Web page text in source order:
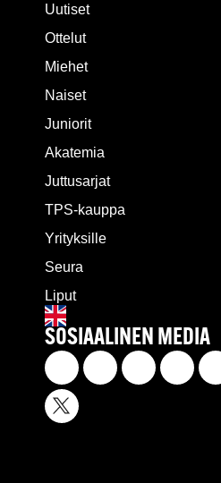
Uutiset
Ottelut
Miehet
Naiset
Juniorit
Akatemia
Juttusarjat
TPS-kauppa
Yrityksille
Seura
Liput
SOSIAALINEN MEDIA